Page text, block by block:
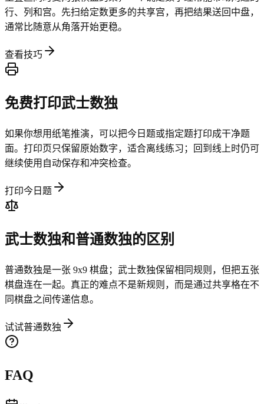
行、列和宫。先扫给定数更多的共享宫，再把结果送回中盘，
通常比随意从角落开始更稳。
查看技巧
免费打印武士数独
如果你想用纸笔推演，可以把今日题或指定题打印成干净题
面。打印页只保留原始数字，适合离线练习；回到线上时仍可
继续使用自动保存和冲突检查。
打印今日题
武士数独和普通数独的区别
普通数独是一张 9x9 棋盘；武士数独保留相同规则，但把五张
棋盘连在一起。真正的难点不是新规则，而是通过共享格在不
同棋盘之间传递信息。
试试普通数独
FAQ